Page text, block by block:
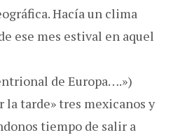
Hacía un clima
ese mes estival en aquel
de Europa….»)
la tarde» tres mexicanos y
tiempo de salir a